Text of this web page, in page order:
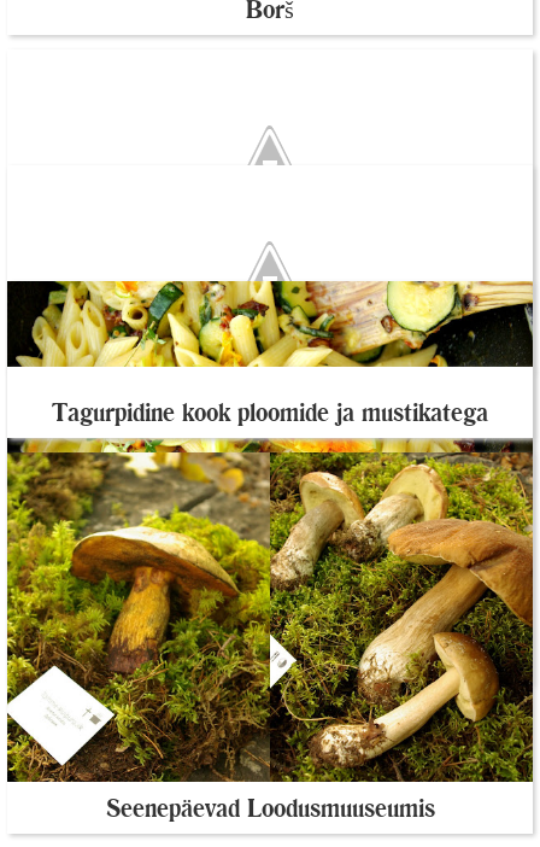
Borš
Pihv a la Lindström ehk üks mõnusalt peedine
kotlet
Õhukesed ülepanni pannkoogid või siis lihtsalt
krepid
Suvikõrvitsa carbonara
Tagurpidine kook ploomide ja mustikatega
Seenepäevad Loodusmuuseumis